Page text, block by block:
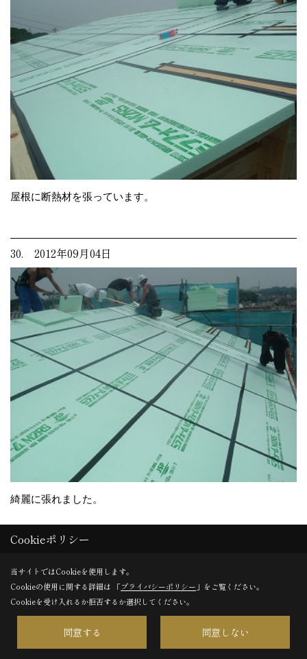
屋根に断熱材を張っています。
30. 2012年09月04日
綺麗に張れました。
Cookieポリシー
当サイトではCookieを使用します。
Cookieの使用に関する詳細は 「プライバシーポリシー 」をご覧ください。
Cookieを受け入れるか拒否するか選択してください。
同意する 同意しない